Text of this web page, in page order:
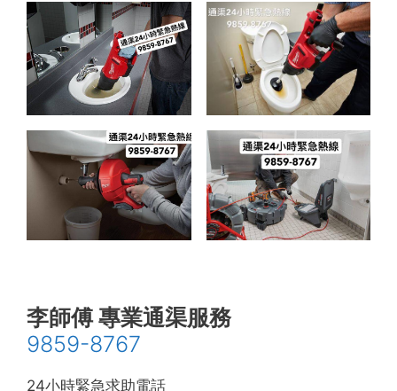
李師傅 專業通渠服務
9859-8767
24小時緊急求助電話